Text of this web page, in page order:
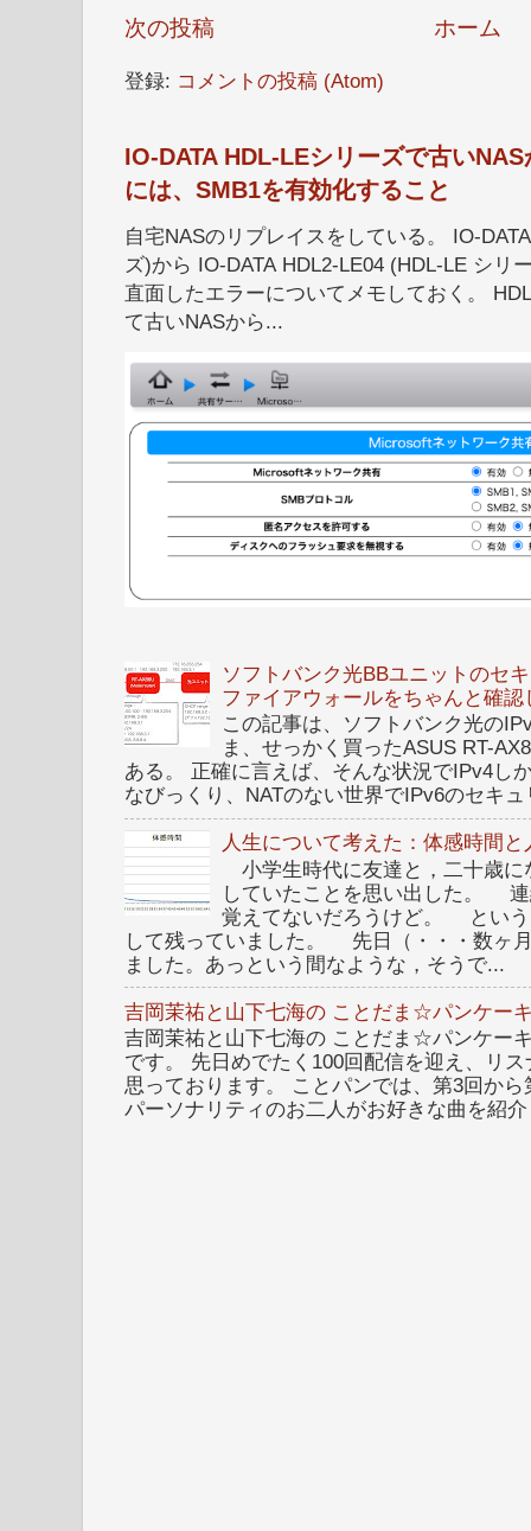
次の投稿 ホーム
登録: コメントの投稿 (Atom)
IO-DATA HDL-LEシリーズで古い
には、SMB1を有効化すること
自宅NASのリプレイスをしている。 IO-
ズ)から IO-DATA HDL2-LE04 (HDL-LE シリ
直面したエラーについてメモしておく。
て古いNASから...
ソフトバンク光BBユニットのセ
ファイアウォールをちゃんと確認
この記事は、ソフトバンク光の
ま、せっかく買ったASUS RT-
ある。 正確に言えば、そんな状況でIPv4し
なびっくり、NATのない世界でIPv6のセキ
人生について考えた：体感時間
小学生時代に友達と，二十歳に
していたことを思い出した。
覚えてないだろうけど。 という
して残っていました。 先日（・・・数ヶ
ました。あっという間なような，そうで...
吉岡茉祐と山下七海の ことだま☆パンケー
吉岡茉祐と山下七海の ことだま☆パンケー
です。 先日めでたく100回配信を迎え、リ
思っております。 ことパンでは、第3回か
パーソナリティのお二人がお好きな曲を紹